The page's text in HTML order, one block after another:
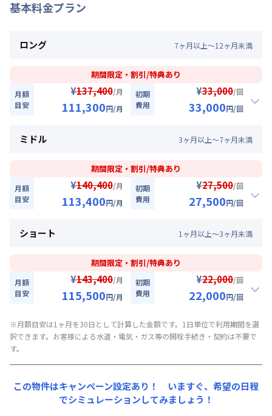
情報更新日賃料を30％OFFさせていただきます。※管理費と
ンペーンとの併用はできません。掲載サイトによ
ンペーンを適用させていただきます。★ご希望の
入居日・期間に応じて、他にも賃料半額・初期費
用お値引き可能はお部屋もございます。お気軽に
お問い合わせください。
利用条件
上ご利用のお客様
対象期間
基本料金プラン
ロング 7ヶ月以上～12ヶ月未満
期間限定・割引/特典あり
月額
目安
¥137,400/月
111,300円/月
初期
費用
¥33,000/回
33,000円/回
割引
2026年8月10日
に限り
、賃料30%引きキャンペーン（26,100円/月・割引）
円/回 にてご利用いただけます！
利用時の料金詳細
月額賃料目安詳細料金（30日利用）
賃料：
87,000円/月 (2,900円/日)
光熱費：
24,000円/月 (800円/日) (税抜)
その他費用詳細料金
管理費：24,000円/月 (800円/日)
ミドル 3ヶ月以上～7ヶ月未満
期間限定・割引/特典あり
月額
目安
¥140,400/月
113,400円/月
初期
費用
¥27,500/回
27,500円/回
【即割｜9月30日まで入居の方に朗報】全期間賃料30％OFF
2026年8月10日
に限り
、賃料30%引きキャンペーン（27,000円/月・割引）
円/回 にてご利用いただけます！
▼
月額賃料目安詳細料金（30日利用）
光熱費： 24,000円/月 (800円/日) (税抜)
ショート 1 ヶ月以上～3ヶ月未満
期間限定・割引/特典あり
月額
目安
¥143,400/月
115,500円/月
初期
費用
¥22,000/回
22,000円/回
割引
【即割｜9月30日まで入居の方に朗報】全期間賃料30％OFF
入居開始日2026年8月10日〜2026年9月30日に限り
、賃料30%引きキャンペーン（27,900円/月・割引）
キャンペーン価格: 月額目安 115,500 円/月 初期費用
※月額目安は1ヶ月を30日として計算した金額です。1日単位で利用期間を選
択できます。お客様による水道・電気・ガス等の開栓手続き・契約は不要で
す。
この物件はキャンペーン設定あり！ いますぐ、 希望の日程
でシミュレーションしてみましょう！